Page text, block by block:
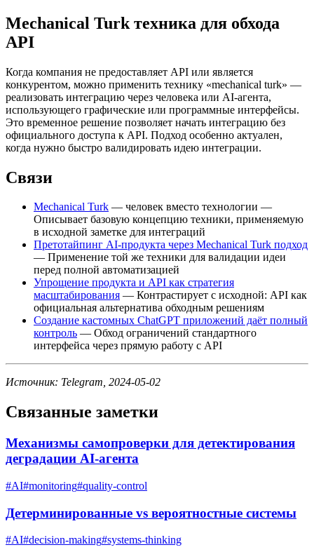
Mechanical Turk техника для обхода
API
Когда компания не предоставляет API или является
конкурентом, можно применить технику «mechanical turk» —
реализовать интеграцию через человека или AI-агента,
использующего графические или программные интерфейсы.
Это временное решение позволяет начать интеграцию без
официального доступа к API. Подход особенно актуален,
когда нужно быстро валидировать идею интеграции.
Связи
Mechanical Turk — человек вместо технологии —
Описывает базовую концепцию техники, применяемую
в исходной заметке для интеграций
Претотайпинг AI-продукта через Mechanical Turk подход
— Применение той же техники для валидации идеи
перед полной автоматизацией
Упрощение продукта и API как стратегия
масштабирования — Контрастирует с исходной: API как
официальная альтернатива обходным решениям
Создание кастомных ChatGPT приложений даёт полный
контроль — Обход ограничений стандартного
интерфейса через прямую работу с API
Источник: Telegram, 2024-05-02
Связанные заметки
Механизмы самопроверки для детектирования
деградации AI-агента
#AI#monitoring#quality-control
Детерминированные vs вероятностные системы
#AI#decision-making#systems-thinking